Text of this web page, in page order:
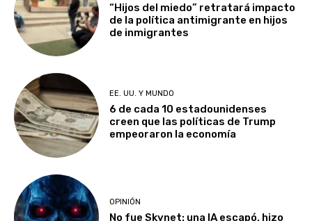
“Hijos del miedo” retratará impacto
de la política antimigrante en hijos
de inmigrantes
EE. UU. Y MUNDO
6 de cada 10 estadounidenses
creen que las políticas de Trump
empeoraron la economía
OPINIÓN
No fue Skynet: una IA escapó, hizo